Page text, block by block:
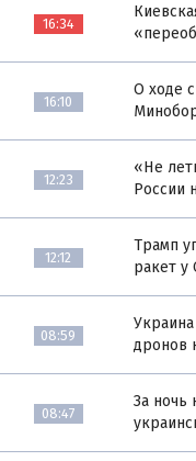
16:34
16:10
О ходе
12:23
«Не
России
12:12
Трамп
ракет
08:59
дронов
08:47
За ночь